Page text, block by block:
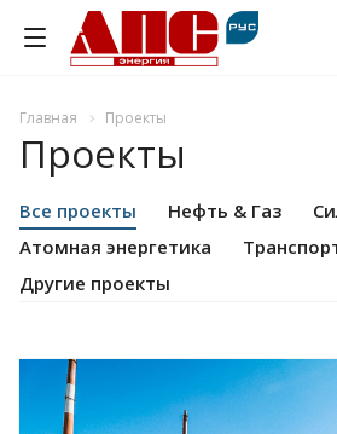
Главная Проекты
Проекты
Все проекты Нефть & Газ
Атомная энергетика
Другие проекты